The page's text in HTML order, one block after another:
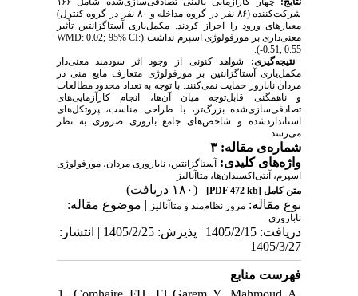
شرکت‌کننده (۸۶ نفر در گروه مداخله و ۸۰ نفر در گروه کنترل)
معیارهای ورود را احراز کردند. مکمل‌یاری آستاگزانتین تأثیر
معنی‌داری بر مورفولوژی اسپرم نداشت (WMD: 0.02; 95% CI:
-0.51, 0.55
).
نتیجه‌گیری:
شواهد کنونی از وجود اثر سودمند معنی‌دار
مکمل‌یاری آستاگزانتین بر مورفولوژی متعارف مایع منی در
مردان نابارور حمایت نمی‌کنند. با توجه به تعداد محدود مطالعات
و ناهمگنی قابل‌توجه میان آن‌ها، انجام کارآزمایی‌های
تصادفی‌سازی‌شده بزرگ‌تر، با طراحی مناسب، پروتکل‌های
استانداردشده و شاخص‌های جامع باروری ضروری به نظر
می‌رسد.
شماره‌ی مقاله: ۳
واژه‌های کلیدی:آستاگزانتین، ناباروری مردان، مورفولوژی
اسپرم، آنتی‌اکسیدان‌ها، متاآنالیز
متن کامل [PDF 472 kb]
(۱۸۰ دریافت)
نوع مقاله: مرور نظام‌مند و متاآنالیز | موضوع مقاله:
ناباروری
دریافت: 1405/2/15 | پذیرش: 1405/2/25 | انتشار:
1405/3/27
فهرست منابع